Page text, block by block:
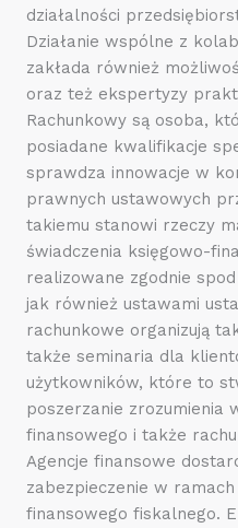
działalności
Działanie wspólne z
zakłada również
oraz też ekspertyzy
Rachunkowy są osoba,
posiadane kwalifikacje
sprawdza innowacje w
prawnych ustawowych
takiemu stanowi rzeczy
świadczenia księgowo-
realizowane zgodnie
jak również ustawami
rachunkowe organizują
także seminaria dla
użytkowników, które to
poszerzanie zrozumienia
finansowego i także
Agencje finansowe
zabezpieczenie w
finansowego fiskalnego.